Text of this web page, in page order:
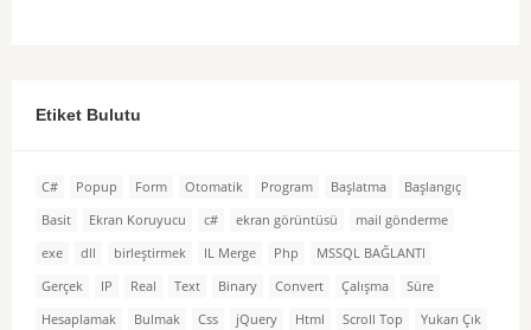
Etiket Bulutu
C# Popup Form Otomatik Program Başlatma
Başlangıç
Basit
Ekran Koruyucu c# ekran görüntüsü
mail gönderme
exe
dll birleştirmek IL Merge Php
MSSQL BAĞLANTI
Gerçek
IP Real Text Binary Convert Çalışma
Süre
Hesaplamak
Bulmak Css jQuery Html Scroll Top
Yukarı Çık